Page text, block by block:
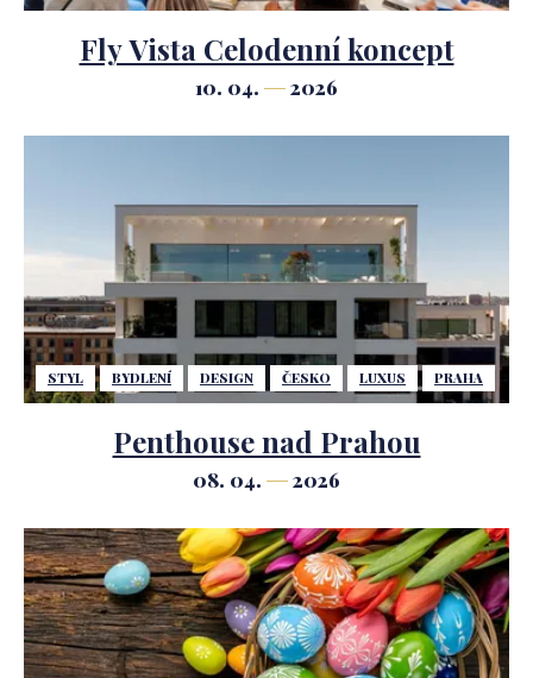
Fly Vista Celodenní koncept
10. 04. 2026
STYL BYDLENÍ DESIGN ČESKO LUXUS PRAHA
Penthouse nad Prahou
08. 04. 2026